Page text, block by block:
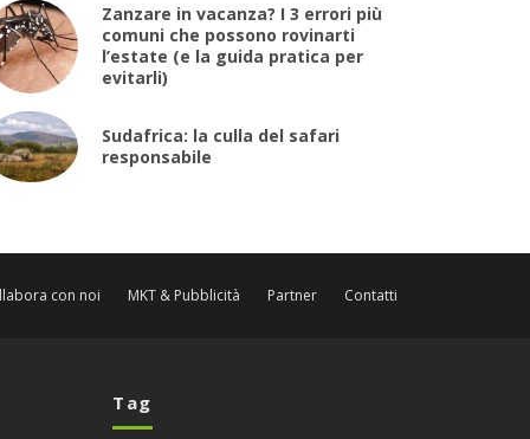
Zanzare in vacanza? I 3 errori più
comuni che possono rovinarti
l’estate (e la guida pratica per
evitarli)
Sudafrica: la culla del safari
responsabile
con noi MKT & Pubblicità Partner Contatti
Tag